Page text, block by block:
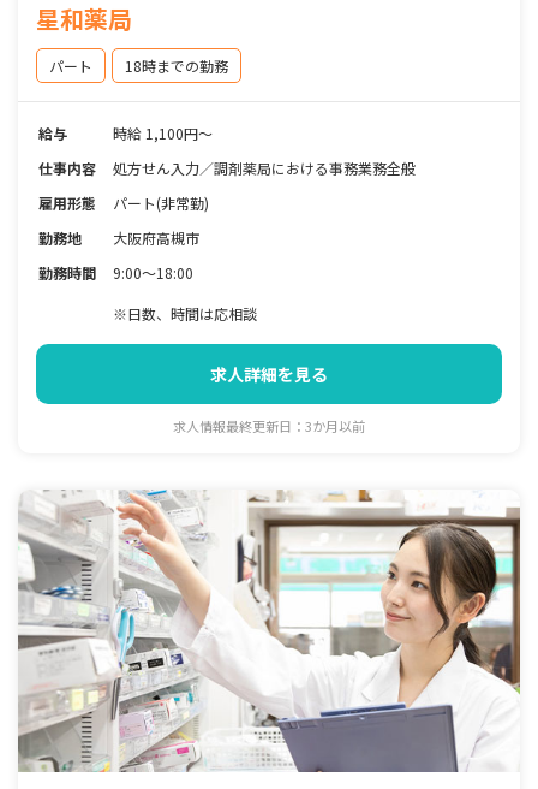
星和薬局
パート 18時までの勤務
給与
時給 1,100円～
仕事内容
処方せん入力／調剤薬局における事務業務全般
雇用形態
パート(非常勤)
勤務地
大阪府高槻市
勤務時間
9:00～18:00
※日数、時間は応相談
求人詳細を見る
求人情報最終更新日：3か月以前